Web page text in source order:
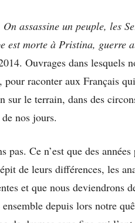
On assassine un peuple, les
est morte à Pristina, guerre
Ouvrages dans lesquels
raconter aux Français
le terrain, dans des
nos jours.
Ce n’est que des
de leurs différences, les
et que nous deviendrons
depuis lors notre